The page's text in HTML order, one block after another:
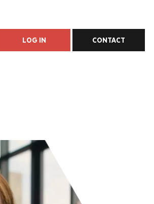
LOG IN CONTACT